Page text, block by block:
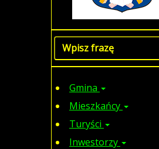
Gmina
Mieszkańcy
Turyści
Inwestorzy